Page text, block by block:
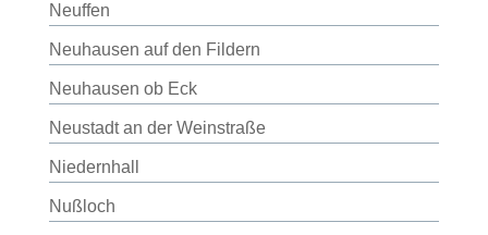
Neuffen
Neuhausen auf den Fildern
Neuhausen ob Eck
Neustadt an der Weinstraße
Niedernhall
Nußloch